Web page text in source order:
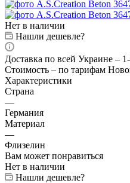
Нет в наличии
Нашли дешевле?
Доставка по всей Украине –
Стоимость – по тарифам
Характеристики
Страна
—
Германия
Материал
—
Флизелин
Вам может понравиться
Нет в наличии
Нашли дешевле?